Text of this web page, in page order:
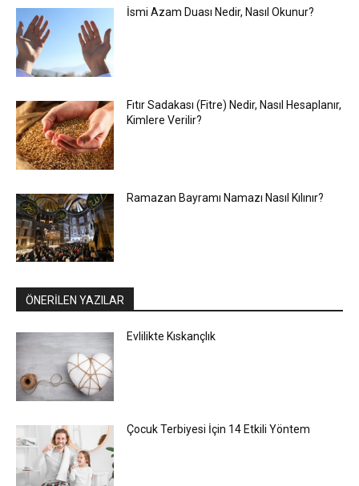
İsmi Azam Duası Nedir, Nasıl Okunur?
Fıtır Sadakası (Fitre) Nedir, Nasıl Hesaplanır,
Kimlere Verilir?
Ramazan Bayramı Namazı Nasıl Kılınır?
ÖNERİLEN YAZILAR
Evlilikte Kıskançlık
Çocuk Terbiyesi İçin 14 Etkili Yöntem